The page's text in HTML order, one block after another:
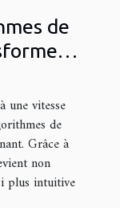
de
?
une vitesse
de
Grâce à
non
plus intuitive